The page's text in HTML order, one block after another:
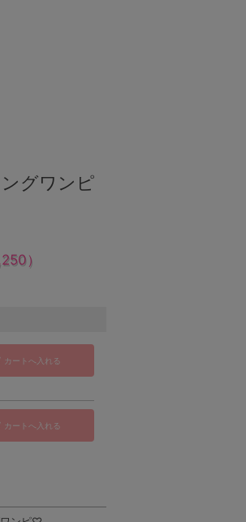
グワンピ
）
カートへ入れる
カートへ入れる